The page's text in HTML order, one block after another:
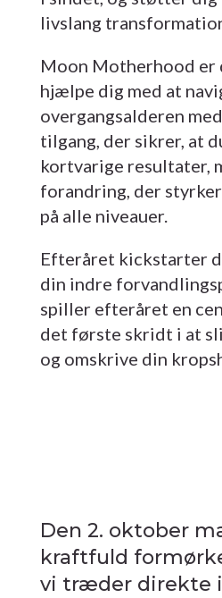
livslang
Moon Motherhood er
hjælpe dig med at
overgangsalderen
tilgang, der sikrer, at
kortvarige resultater,
forandring, der
på alle niveauer.
Efteråret kickstarter
din indre
spiller efteråret en
det første skridt i at
og omskrive din
Den 2. oktober
kraftfuld
vi træder direkte